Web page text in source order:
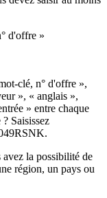
d'offre »
clé, n° d'offre »,
», « anglais »,
» entre chaque
Saisissez
la possibilité de
région, un pays ou